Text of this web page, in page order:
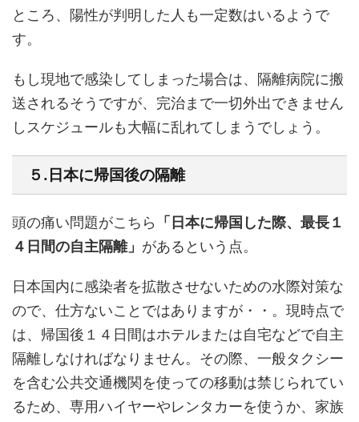
ところ、陽性が判明した人も一定数はいるようで
す。
もし現地で感染してしまった場合は、隔離病院に搬
送されるそうですが、完治まで一切外出できません
しスケジュールも大幅に乱れてしまうでしょう。
５.日本に帰国後の隔離
頭の痛い問題がこちら
「日本に帰国した際、最長１
４日間の自主隔離」 があるという点。
日本国内に感染者を拡散させないための水際対策な
ので、仕方ないことではありますが・・。現時点で
は、帰国後１４日間はホテルまたは自宅などで自主
隔離しなければなりません。その際、一般タクシー
を含む公共交通機関を使っての移動は禁じられてい
るため、専用ハイヤーやレンタカーを使うか、家族